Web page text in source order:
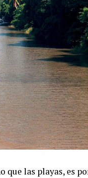
que las playas, es